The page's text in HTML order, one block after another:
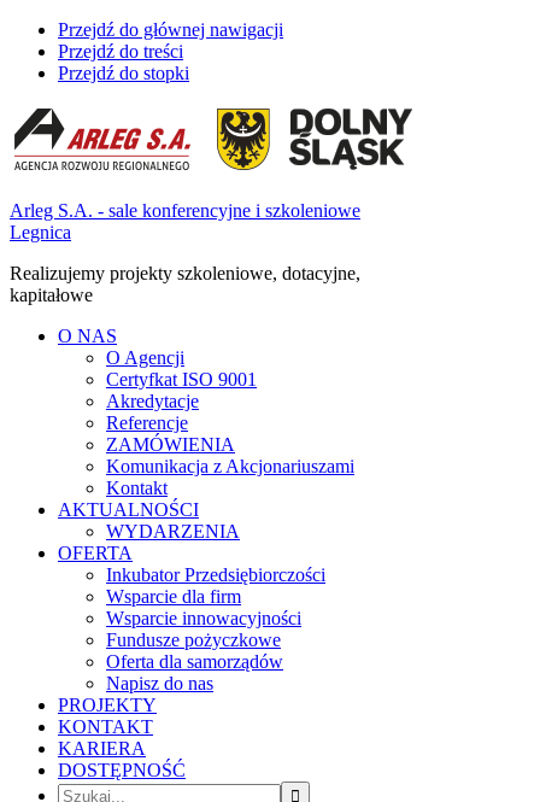
Przejdź do głównej nawigacji
Przejdź do treści
Przejdź do stopki
Arleg S.A. - sale konferencyjne i szkoleniowe
Legnica
Realizujemy projekty szkoleniowe, dotacyjne,
kapitałowe
O NAS
O Agencji
Certyfkat ISO 9001
Akredytacje
Referencje
ZAMÓWIENIA
Komunikacja z Akcjonariuszami
Kontakt
AKTUALNOŚCI
WYDARZENIA
OFERTA
Inkubator Przedsiębiorczości
Wsparcie dla firm
Wsparcie innowacyjności
Fundusze pożyczkowe
Oferta dla samorządów
Napisz do nas
PROJEKTY
KONTAKT
KARIERA
DOSTĘPNOŚĆ
Szukaj...